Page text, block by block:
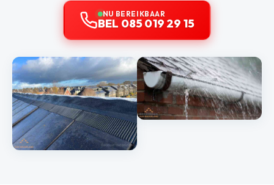
NU BEREIKBAAR
BEL 085 019 29 15